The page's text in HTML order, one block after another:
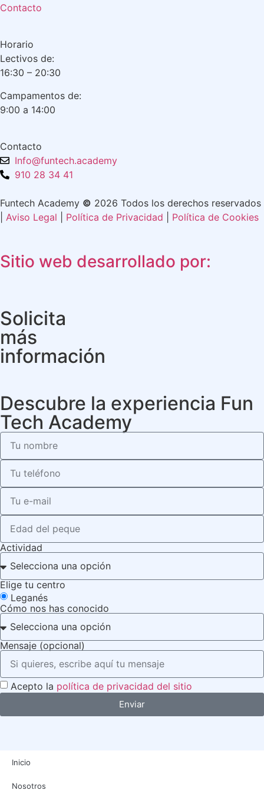
Contacto
Horario
Lectivos de:
16:30 – 20:30
Campamentos de:
9:00 a 14:00
Contacto
Info@funtech.academy
910 28 34 41
Funtech Academy © 2026 Todos los derechos reservados
Aviso Legal Política de Privacidad Política de Cookies
Sitio web desarrollado por:
Solicita
más
información
Descubre la experiencia Fun
Tech Academy
Actividad
Elige tu centro
Leganés
Cómo nos has conocido
Mensaje (opcional)
Acepto la política de privacidad del sitio
Enviar
Inicio
Nosotros